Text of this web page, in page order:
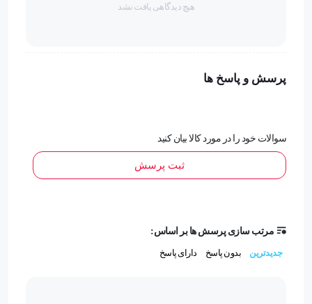
دارای لبه دوخت!
سال تولید: 2023
هیچ دیدگاهی یافت نشد
پرسش و پاسخ ها
سوالات خود را در مورد کالا بیان کنید
ثبت پرسش
مرتب سازی پرسش ها بر اساس:
جدیدترین بدون پاسخ دارای پاسخ